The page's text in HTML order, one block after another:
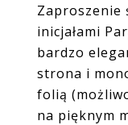
Zaproszenie
inicjałami
bardzo
strona i
folią
na pięknym